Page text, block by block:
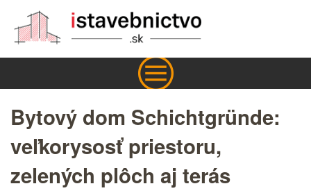
Bytový dom Schichtgründe:
veľkorysosť priestoru,
zelených plôch aj terás